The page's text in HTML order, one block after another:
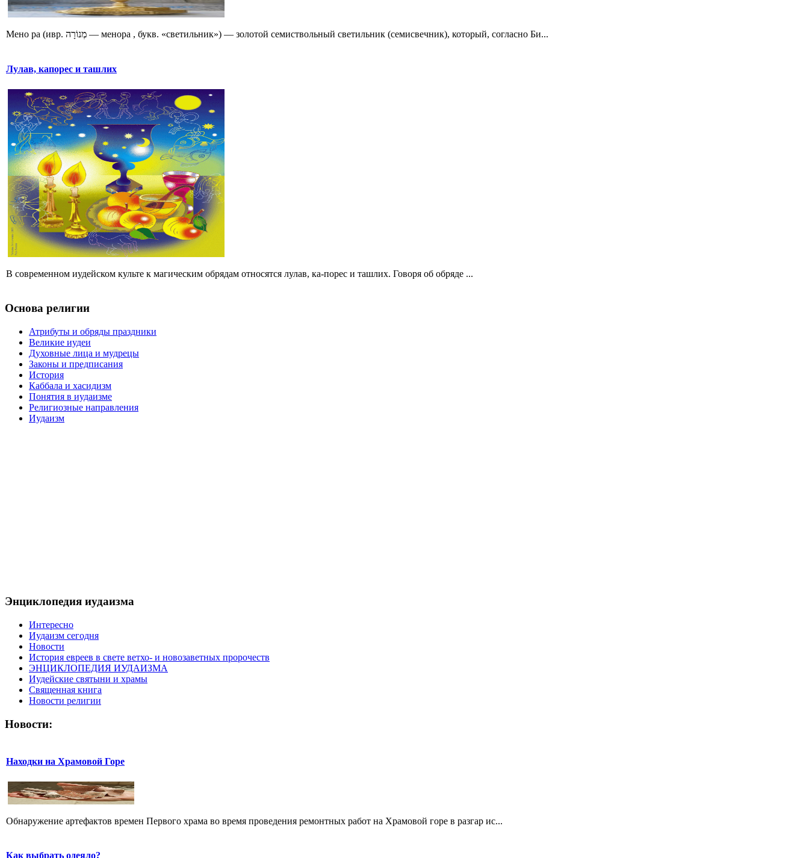
Мено ра (ивр. מְנוֹרָה‎ — менора , букв. «светильник») — золотой семиствольный светильник (семисвечник), который, согласно Би...
Лулав, капорес и ташлих
В современном иудейском культе к магическим обрядам относятся лулав, ка-порес и ташлих. Говоря об обряде ...
Основа религии
Атрибуты и обряды праздники
Великие иудеи
Духовные лица и мудрецы
Законы и предписания
История
Каббала и хасидизм
Понятия в иудаизме
Религиозные направления
Иудаизм
Энциклопедия иудаизма
Интересно
Иудаизм сегодня
Новости
История евреев в свете ветхо- и новозаветных пророчеств
ЭНЦИКЛОПЕДИЯ ИУДАИЗМА
Иудейские святыни и храмы
Священная книга
Новости религии
Новости:
Находки на Храмовой Горе
Обнаружение артефактов времен Первого храма во время проведения ремонтных работ на Храмовой горе в разгар ис...
Как выбрать одеяло?